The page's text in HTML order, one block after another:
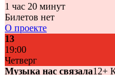
1 час 20 минут
Билетов нет
О проекте
13
19:00
Четверг
Музыка нас связала12+